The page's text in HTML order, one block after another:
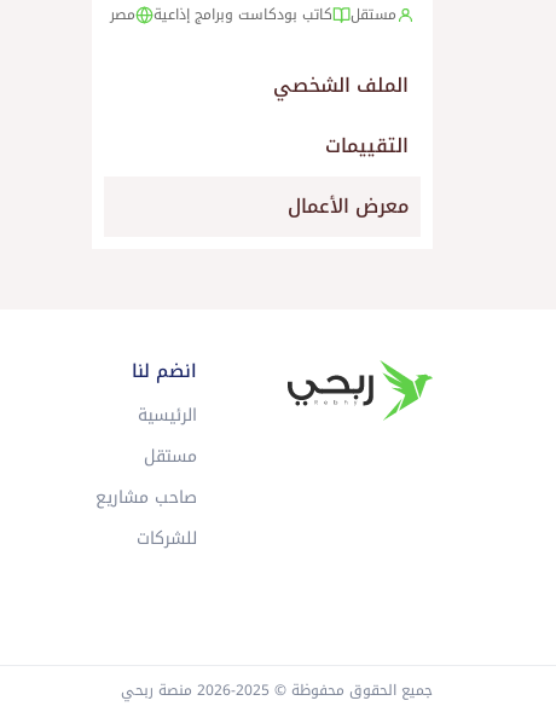
مستقل كاتب بودكاست وبرامج إذاعية مصر
الملف الشخصي
التقييمات
معرض الأعمال
انضم لنا
الرئيسية
مستقل
صاحب مشاريع
للشركات
جميع الحقوق محفوظة © 2025-2026 منصة ربحي